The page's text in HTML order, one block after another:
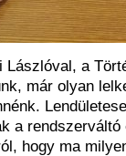
a
már olyan
a rendszerváltó
hogy ma